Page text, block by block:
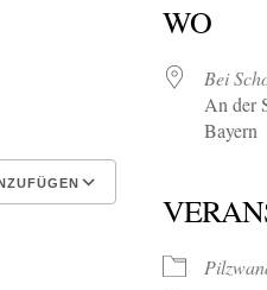
Google Kalender
WO
Bei
An der
Bayern